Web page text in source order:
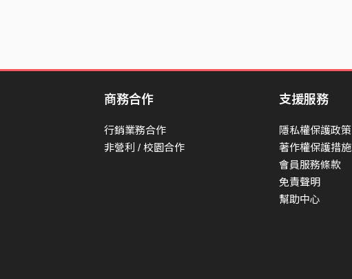
商務合作
行銷業務合作
非營利 / 校園合作
支援服務
隱私權保護政策
著作權保護措施
會員服務條款
免責聲明
幫助中心